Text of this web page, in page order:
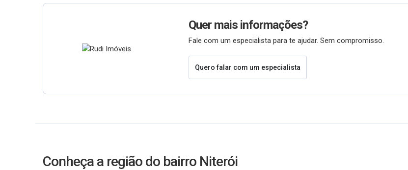
Quer mais informações?
Fale com um especialista para te ajudar. Sem compromisso.
Quero falar com um especialista
Conheça a região do bairro Niterói